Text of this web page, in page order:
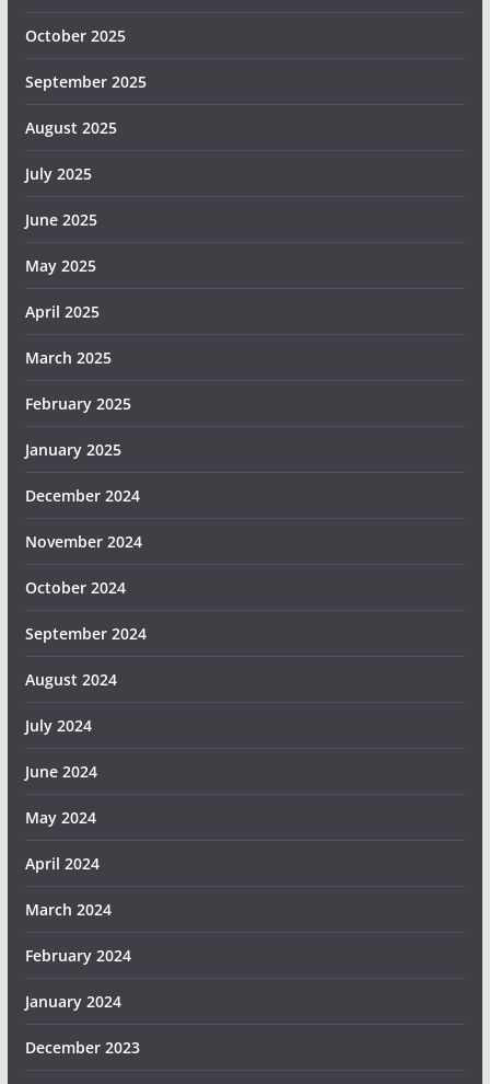
October 2025
September 2025
August 2025
July 2025
June 2025
May 2025
April 2025
March 2025
February 2025
January 2025
December 2024
November 2024
October 2024
September 2024
August 2024
July 2024
June 2024
May 2024
April 2024
March 2024
February 2024
January 2024
December 2023